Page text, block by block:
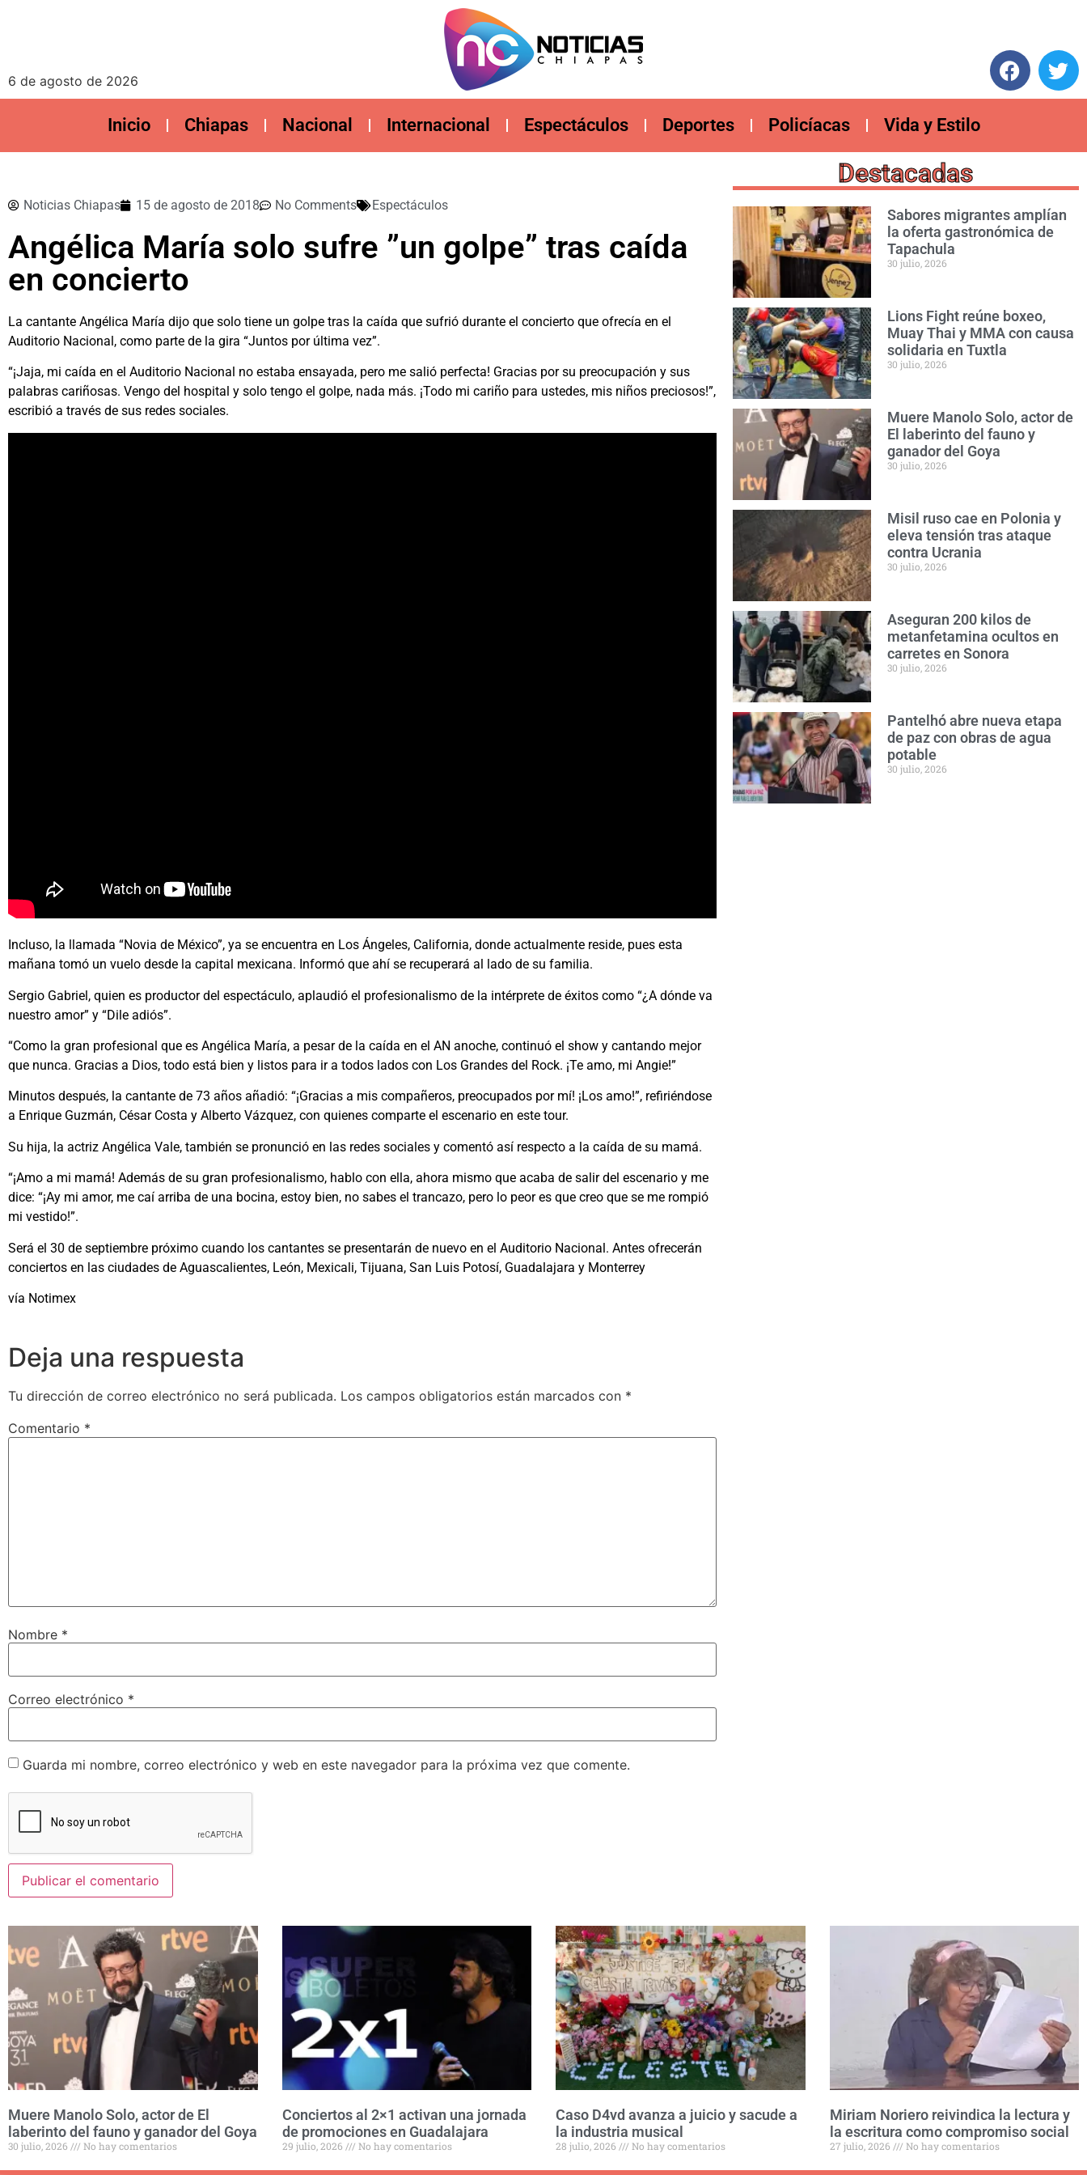
6 de agosto de 2026
Inicio Chiapas Nacional Internacional Espectáculos Deportes Policíacas Vida y Estilo
Noticias Chiapas 15 de agosto de 2018 No Comments Espectáculos
Angélica María solo sufre ”un golpe” tras caída
en concierto
La cantante Angélica María dijo que solo tiene un golpe tras la caída que sufrió durante el concierto que ofrecía en el
Auditorio Nacional, como parte de la gira “Juntos por última vez”.
“¡Jaja, mi caída en el Auditorio Nacional no estaba ensayada, pero me salió perfecta! Gracias por su preocupación y sus
palabras cariñosas. Vengo del hospital y solo tengo el golpe, nada más. ¡Todo mi cariño para ustedes, mis niños preciosos!”,
escribió a través de sus redes sociales.
Incluso, la llamada “Novia de México”, ya se encuentra en Los Ángeles, California, donde actualmente reside, pues esta
mañana tomó un vuelo desde la capital mexicana. Informó que ahí se recuperará al lado de su familia.
Sergio Gabriel, quien es productor del espectáculo, aplaudió el profesionalismo de la intérprete de éxitos como “¿A dónde va
nuestro amor” y “Dile adiós”.
“Como la gran profesional que es Angélica María, a pesar de la caída en el AN anoche, continuó el show y cantando mejor
que nunca. Gracias a Dios, todo está bien y listos para ir a todos lados con Los Grandes del Rock. ¡Te amo, mi Angie!”
Minutos después, la cantante de 73 años añadió: “¡Gracias a mis compañeros, preocupados por mí! ¡Los amo!”, refiriéndose
a Enrique Guzmán, César Costa y Alberto Vázquez, con quienes comparte el escenario en este tour.
Su hija, la actriz Angélica Vale, también se pronunció en las redes sociales y comentó así respecto a la caída de su mamá.
“¡Amo a mi mamá! Además de su gran profesionalismo, hablo con ella, ahora mismo que acaba de salir del escenario y me
dice: “¡Ay mi amor, me caí arriba de una bocina, estoy bien, no sabes el trancazo, pero lo peor es que creo que se me rompió
mi vestido!”.
Será el 30 de septiembre próximo cuando los cantantes se presentarán de nuevo en el Auditorio Nacional. Antes ofrecerán
conciertos en las ciudades de Aguascalientes, León, Mexicali, Tijuana, San Luis Potosí, Guadalajara y Monterrey
vía Notimex
Deja una respuesta
Tu dirección de correo electrónico no será publicada. Los campos obligatorios están marcados con *
Comentario *
Nombre *
Correo electrónico *
Guarda mi nombre, correo electrónico y web en este navegador para la próxima vez que comente.
Destacadas
Sabores migrantes amplían
la oferta gastronómica de
Tapachula
30 julio, 2026
Lions Fight reúne boxeo,
Muay Thai y MMA con causa
solidaria en Tuxtla
30 julio, 2026
Muere Manolo Solo, actor de
El laberinto del fauno y
ganador del Goya
30 julio, 2026
Misil ruso cae en Polonia y
eleva tensión tras ataque
contra Ucrania
30 julio, 2026
Aseguran 200 kilos de
metanfetamina ocultos en
carretes en Sonora
30 julio, 2026
Pantelhó abre nueva etapa
de paz con obras de agua
potable
30 julio, 2026
Muere Manolo Solo, actor de El
laberinto del fauno y ganador del Goya
30 julio, 2026 No hay comentarios
Conciertos al 2×1 activan una jornada
de promociones en Guadalajara
29 julio, 2026 No hay comentarios
Caso D4vd avanza a juicio y sacude a
la industria musical
28 julio, 2026 No hay comentarios
Miriam Noriero reivindica la lectura y
la escritura como compromiso social
27 julio, 2026 No hay comentarios